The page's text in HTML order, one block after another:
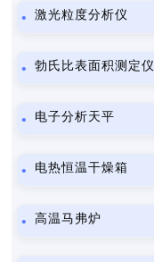
激光粒度分析仪
勃氏比表面积测定仪
电子分析天平
电热恒温干燥箱
高温马弗炉